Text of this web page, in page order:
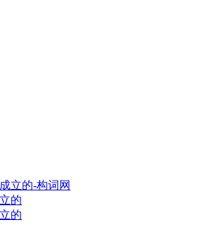
的
的